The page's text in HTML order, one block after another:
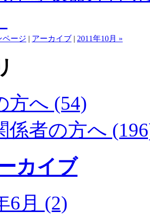
ページ | アーカイブ | 2011年10月 »
方へ (54)
係者の方へ
カイブ
6月 (2)